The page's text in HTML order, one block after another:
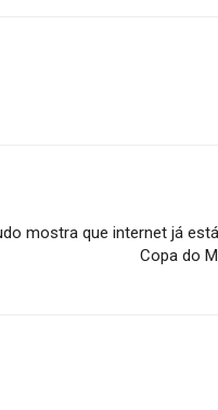
mostra que internet já
Copa do